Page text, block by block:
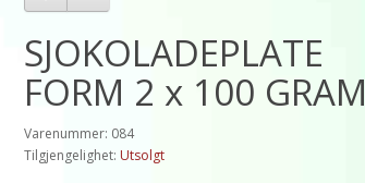
SJOKOLADEPLATE
FORM 2 x 100 GRAM
Varenummer: 084
Tilgjengelighet: Utsolgt